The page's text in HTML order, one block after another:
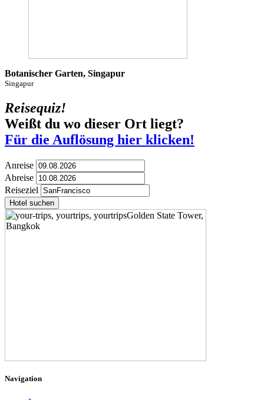
Botanischer Garten, Singapur
Singapur
Reisequiz!
Weißt du wo dieser Ort liegt?
Für die Auflösung hier klicken!
Anreise
Abreise
Reiseziel
Hotel suchen
Navigation